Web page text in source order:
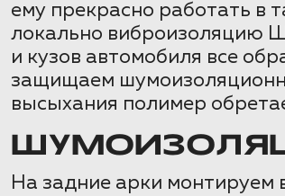
ему прекрасно работать в
локально виброизоляцию
и кузов автомобиля все
защищаем
высыхания полимер
На задние арки монтируем